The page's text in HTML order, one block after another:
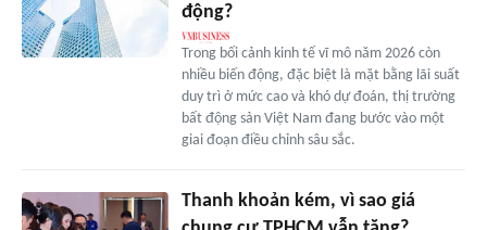
động?
Trong bối cảnh kinh tế vĩ mô năm 2026 còn
nhiều biến động, đặc biệt là mặt bằng lãi suất
duy trì ở mức cao và khó dự đoán, thị trường
bất động sản Việt Nam đang bước vào một
giai đoạn điều chỉnh sâu sắc.
Thanh khoản kém, vì sao giá